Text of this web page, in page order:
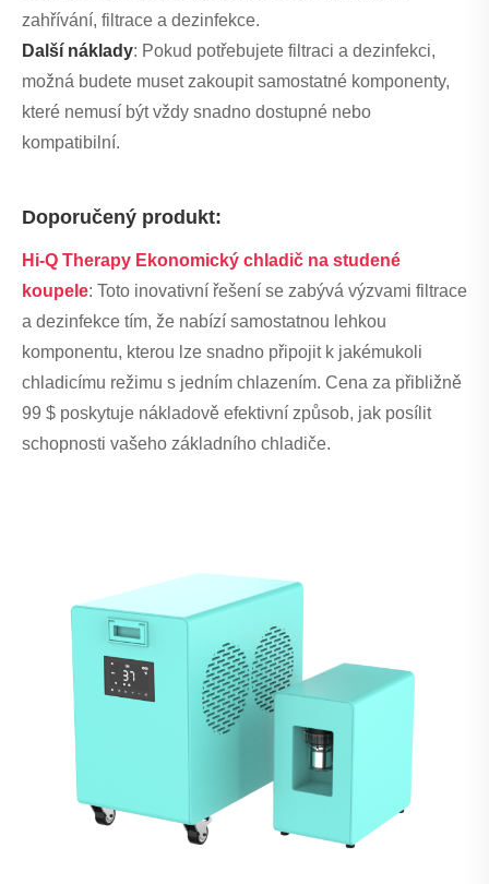
zahřívání, filtrace a dezinfekce.
Další náklady: Pokud potřebujete filtraci a dezinfekci,
možná budete muset zakoupit samostatné komponenty,
které nemusí být vždy snadno dostupné nebo
kompatibilní.
Doporučený produkt:
Hi-Q Therapy Ekonomický chladič na studené
koupele: Toto inovativní řešení se zabývá výzvami filtrace
a dezinfekce tím, že nabízí samostatnou lehkou
komponentu, kterou lze snadno připojit k jakémukoli
chladicímu režimu s jedním chlazením. Cena za přibližně
99 $ poskytuje nákladově efektivní způsob, jak posílit
schopnosti vašeho základního chladiče.